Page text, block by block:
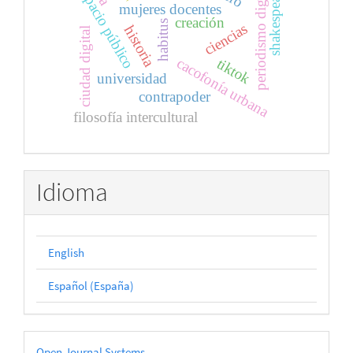
ciencias
universidad
habitus
mujeres docentes
cacofonía urbana
espacio público
ciudad digital periodismo digital
historia
creación shakespeare
filosofía intercultural
contrapoder
tiktok
Idioma
English
Español (España)
Desarrollado